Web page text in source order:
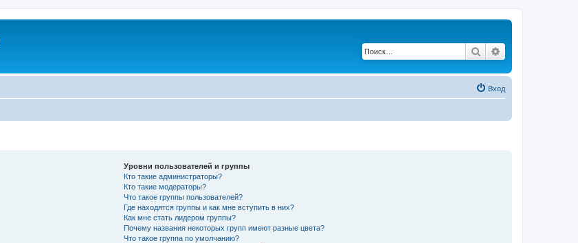
Поиск
Вход
Уровни пользователей и группы
Кто такие администраторы?
Кто такие модераторы?
Что такое группы пользователей?
Где находятся группы и как мне вступить в них?
Как мне стать лидером группы?
Почему названия некоторых групп имеют разные цвета?
Что такое группа по умолчанию?